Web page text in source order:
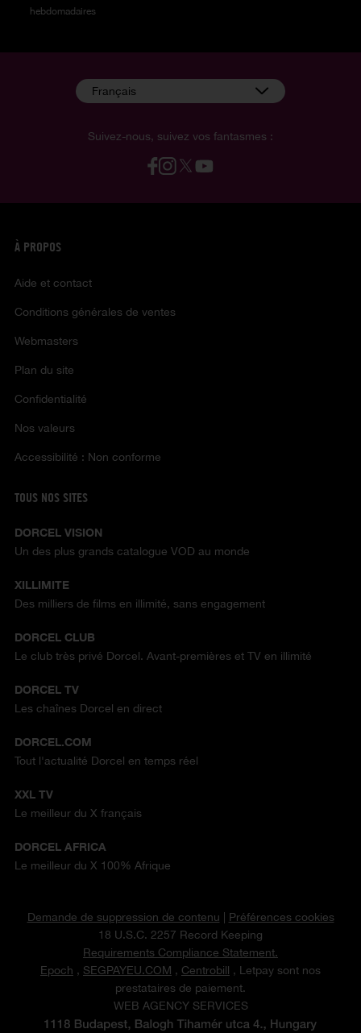
hebdomadaires
Suivez-nous, suivez vos fantasmes :
Français
À PROPOS
Aide et contact
Conditions générales de ventes
Webmasters
Plan du site
Confidentialité
Nos valeurs
Accessibilité : Non conforme
TOUS NOS SITES
DORCEL VISION
Un des plus grands catalogue VOD au monde
XILLIMITE
Des milliers de films en illimité, sans engagement
DORCEL CLUB
Le club très privé Dorcel. Avant-premières et TV en illimité
DORCEL TV
Les chaînes Dorcel en direct
DORCEL.COM
Tout l'actualité Dorcel en temps réel
XXL TV
Le meilleur du X français
DORCEL AFRICA
Le meilleur du X 100% Afrique
Demande de suppression de contenu | Préférences cookies
18 U.S.C. 2257 Record Keeping
Requirements Compliance Statement.
Epoch , SEGPAYEU.COM , Centrobill , Letpay sont nos
prestataires de paiement.
WEB AGENCY SERVICES